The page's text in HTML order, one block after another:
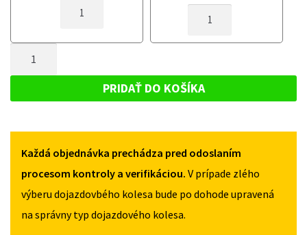
DOJAZDOVÉ
TOYOTA
IX
2009
DOJAZDOVÉ
IX
2002-
4X100
TOYOTA
2002-
2009
125/80R15
PRIDAŤ DO KOŠÍKA
Každá objednávka prechádza pred odoslaním
procesom kontroly a verifikáciou. V prípade zlého
výberu dojazdovbého kolesa bude po dohode upravená
na správny typ dojazdového kolesa.